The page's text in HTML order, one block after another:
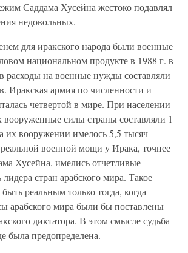
Саддама Хусейна жестоко подавлял
недовольных.
для иракского народа были военные
национальном продукте в 1988 г. в
расходы на военные нужды составляли
Иракская армия по численности и
четвертой в мире. При населении
вооруженные силы страны составляли 1
их вооружении имелось 5,5 тысяч
военной мощи у Ирака, точнее
Хусейна, имелись отчетливые
стран арабского мира. Такое
реальным только тогда, когда
арабского мира были бы поставлены
диктатора. В этом смысле судьба
была предопределена.